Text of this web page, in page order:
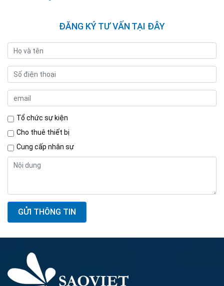
ĐĂNG KÝ TƯ VẤN TẠI ĐÂY
Tổ chức sự kiện
Cho thuê thiết bị
Cung cấp nhân sự
GỬI THÔNG TIN